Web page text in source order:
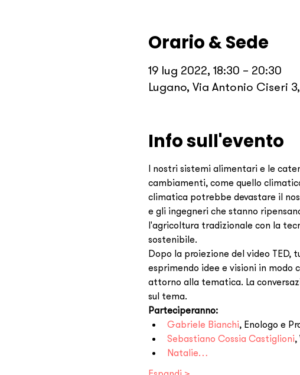
Orario & Sede
19 lug 2022, 18:30 – 20:30
Lugano, Via Antonio Ciseri
Info sull'evento
I nostri sistemi alimentari e le
cambiamenti, come quello
climatica potrebbe devastare il
e gli ingegneri che stanno
l'agricoltura tradizionale con la
sostenibile.
Dopo la proiezione del video
esprimendo idee e visioni in
attorno alla tematica. La
sul tema.
Parteciperanno:
Gabriele Bianchi, Enologo e
Sebastiano Cossia Castiglioni,
Natalie…